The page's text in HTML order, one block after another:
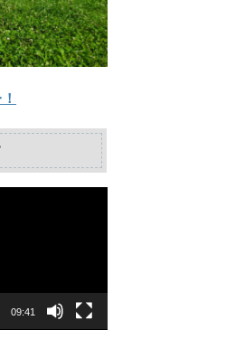
09:41